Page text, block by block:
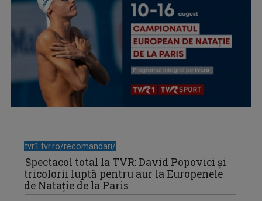
tvr1.tvr.ro/recomandari/
Spectacol total la TVR: David Popovici și
tricolorii luptă pentru aur la Europenele
de Natație de la Paris